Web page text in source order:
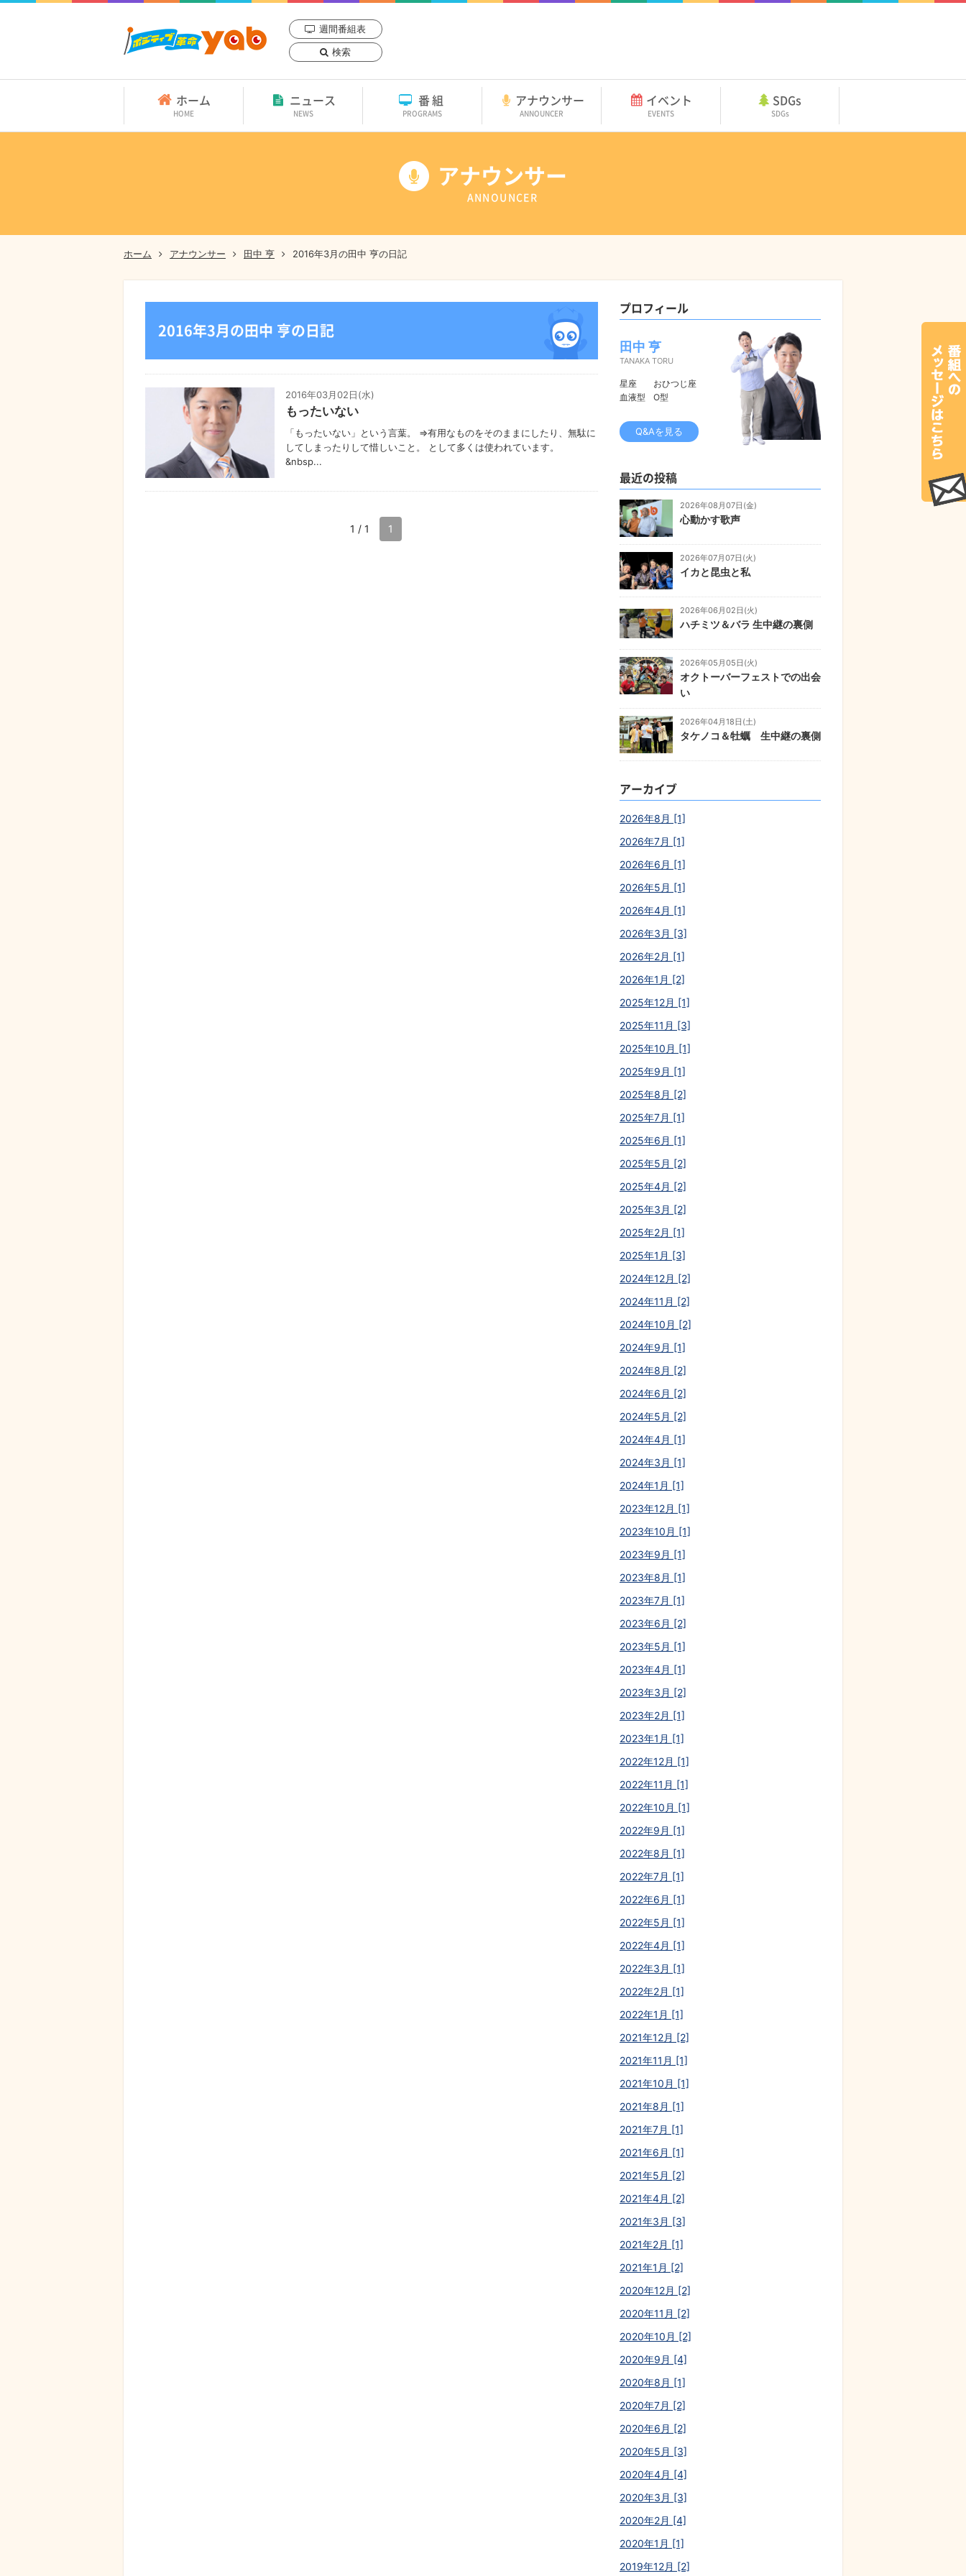
週間番組表
検索
ホーム
HOME
ニュース
NEWS
番組
PROGRAMS
アナウンサー
ANNOUNCER
イベント
EVENTS
SDGs
SDGs
アナウンサー
ANNOUNCER
ホーム アナウンサー 田中 亨 2016年3月の田中 亨の日記
2016年3月の田中 亨の日記
2016年03月02日(水)
もったいない
「もったいない」という言葉。 ⇒有用なものをそのままにしたり、無駄に
してしまったりして惜しいこと。 として多くは使われています。
&nbsp...
1 / 1 1
プロフィール
田中 亨
TANAKA TORU
星座
おひつじ座
血液型
O型
Q&Aを見る
最近の投稿
2026年08月07日(金)
心動かす歌声
2026年07月07日(火)
イカと昆虫と私
2026年06月02日(火)
ハチミツ＆バラ 生中継の裏側
2026年05月05日(火)
オクトーバーフェストでの出会
い
2026年04月18日(土)
タケノコ＆牡蠣 生中継の裏側
アーカイブ
2026年8月 [1]
2026年7月 [1]
2026年6月 [1]
2026年5月 [1]
2026年4月 [1]
2026年3月 [3]
2026年2月 [1]
2026年1月 [2]
2025年12月 [1]
2025年11月 [3]
2025年10月 [1]
2025年9月 [1]
2025年8月 [2]
2025年7月 [1]
2025年6月 [1]
2025年5月 [2]
2025年4月 [2]
2025年3月 [2]
2025年2月 [1]
2025年1月 [3]
2024年12月 [2]
2024年11月 [2]
2024年10月 [2]
2024年9月 [1]
2024年8月 [2]
2024年6月 [2]
2024年5月 [2]
2024年4月 [1]
2024年3月 [1]
2024年1月 [1]
2023年12月 [1]
2023年10月 [1]
2023年9月 [1]
2023年8月 [1]
2023年7月 [1]
2023年6月 [2]
2023年5月 [1]
2023年4月 [1]
2023年3月 [2]
2023年2月 [1]
2023年1月 [1]
2022年12月 [1]
2022年11月 [1]
2022年10月 [1]
2022年9月 [1]
2022年8月 [1]
2022年7月 [1]
2022年6月 [1]
2022年5月 [1]
2022年4月 [1]
2022年3月 [1]
2022年2月 [1]
2022年1月 [1]
2021年12月 [2]
2021年11月 [1]
2021年10月 [1]
2021年8月 [1]
2021年7月 [1]
2021年6月 [1]
2021年5月 [2]
2021年4月 [2]
2021年3月 [3]
2021年2月 [1]
2021年1月 [2]
2020年12月 [2]
2020年11月 [2]
2020年10月 [2]
2020年9月 [4]
2020年8月 [1]
2020年7月 [2]
2020年6月 [2]
2020年5月 [3]
2020年4月 [4]
2020年3月 [3]
2020年2月 [4]
2020年1月 [1]
2019年12月 [2]